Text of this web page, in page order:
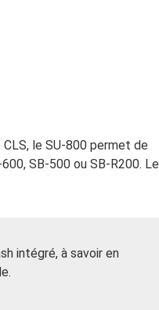
le SU-800 permet de
SB-500 ou SB-R200. Le
intégré, à savoir en